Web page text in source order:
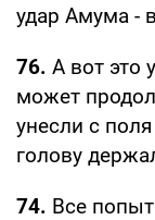
удар Амума -
76. А вот это
может
унесли с
голову
74. Все